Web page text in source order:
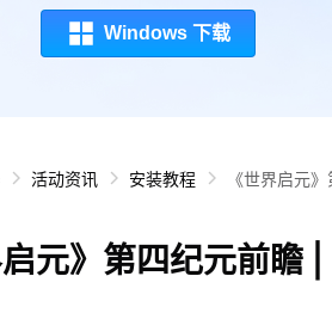
Windows 下载
活动资讯 安装教程 《世界启元
启元》第四纪元前瞻